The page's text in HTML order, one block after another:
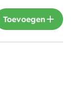
Toevoegen